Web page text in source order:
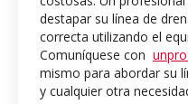
destapar su línea de
correcta utilizando el
Comuníquese con
mismo para abordar su
y cualquier otra